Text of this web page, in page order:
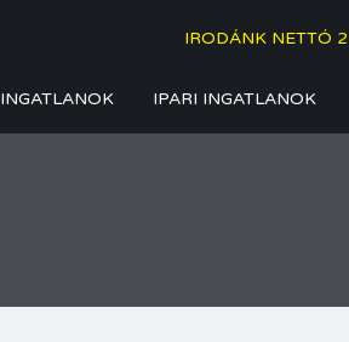
IRODÁNK NETTÓ
INGATLANOK IPARI INGATLANOK